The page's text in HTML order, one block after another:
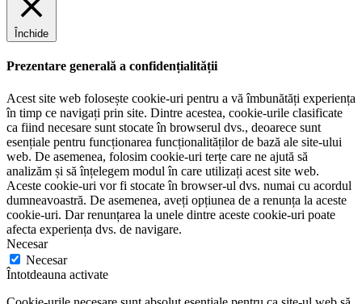
Închide
Prezentare generală a confidențialității
Acest site web folosește cookie-uri pentru a vă îmbunătăți experiența
în timp ce navigați prin site. Dintre acestea, cookie-urile clasificate
ca fiind necesare sunt stocate în browserul dvs., deoarece sunt
esențiale pentru funcționarea funcționalităților de bază ale site-ului
web. De asemenea, folosim cookie-uri terțe care ne ajută să
analizăm și să înțelegem modul în care utilizați acest site web.
Aceste cookie-uri vor fi stocate în browser-ul dvs. numai cu acordul
dumneavoastră. De asemenea, aveți opțiunea de a renunța la aceste
cookie-uri. Dar renunțarea la unele dintre aceste cookie-uri poate
afecta experiența dvs. de navigare.
Necesar
Necesar
Întotdeauna activate